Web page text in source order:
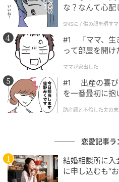
な？なんて心配
SNSに子供の顔を晒すマ
#1 「ママ、生
って部屋を開け
ママが家出した
#1 出産の喜び
を一番最初に抱
助産師と不倫した夫の
恋愛記事ラ
結婚相談所に
に申し込むも“